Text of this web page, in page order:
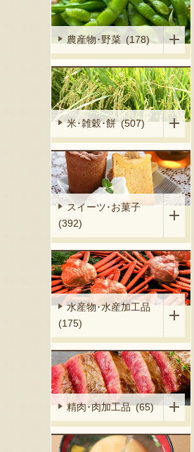
農産物･野菜 (178)
米･雑穀･餅 (507)
スイーツ･お菓子
(392)
水産物･水産加工品
(175)
精肉･肉加工品 (65)
作所の爪や
スリ製作所』
8月9日 00:23 [新潟県]
新潟県産焼きドーナツ
『しばうま本舗』